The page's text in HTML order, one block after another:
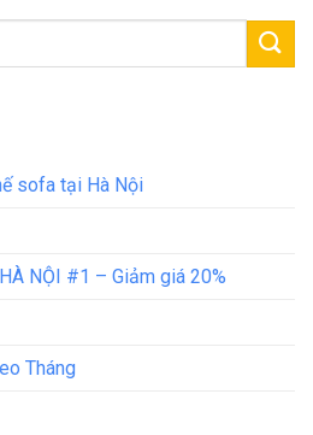
sofa tại Hà Nội
NỘI #1 – Giảm giá 20%
Tháng